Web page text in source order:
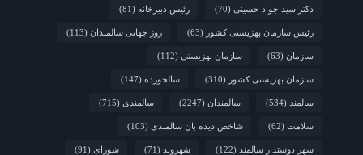
دکتر سید جواد حسینی (70) رئیس دبیرخانه (81)
رئیس سازمان بهزیستی کشور (63) روز جهانی سالمندان (113)
سازمان (63) سازمان بهزیستی (112)
سازمان بهزیستی کشور (310) سالخورده (147)
سالمند (534) سالمندان (2247) سالمندی (715)
سلامت (62) شاخص دیده بان سالمندی (103)
شهر دوستدار سالمند (122) شهروند (71) شورای (91)